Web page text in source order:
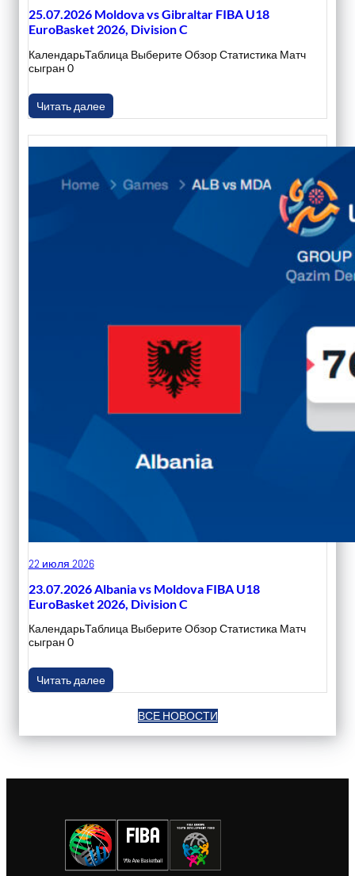
25.07.2026 Moldova vs Gibraltar FIBA U18
EuroBasket 2026, Division C
КалендарьТаблица Выберите Обзор Статистика Матч
сыгран 0
Читать далее
22 июля 2026
23.07.2026 Albania vs Moldova FIBA U18
EuroBasket 2026, Division C
КалендарьТаблица Выберите Обзор Статистика Матч
сыгран 0
Читать далее
ВСЕ НОВОСТИ